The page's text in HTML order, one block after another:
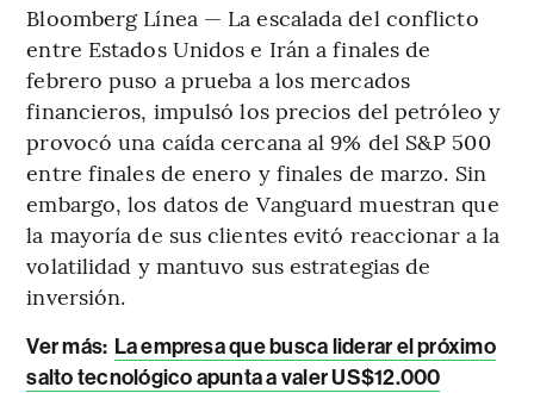
Bloomberg Línea — La escalada del conflicto
entre Estados Unidos e Irán a finales de
febrero puso a prueba a los mercados
financieros, impulsó los precios del petróleo y
provocó una caída cercana al 9% del S&P 500
entre finales de enero y finales de marzo. Sin
embargo, los datos de Vanguard muestran que
la mayoría de sus clientes evitó reaccionar a la
volatilidad y mantuvo sus estrategias de
inversión.
Ver más: La empresa que busca liderar el próximo
salto tecnológico apunta a valer US$12.000